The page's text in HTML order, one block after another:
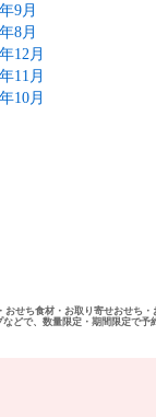
9月
8月
12月
11月
10月
おせち食材・お取り寄せおせち
どで、数量限定・期間限定で